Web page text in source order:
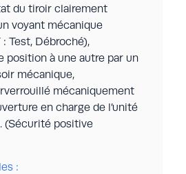
du tiroir clairement
voyant mécanique
Test, Débroché),
position à une autre par un
mécanique,
mécaniquement
en charge de l’unité
(Sécurité positive
: